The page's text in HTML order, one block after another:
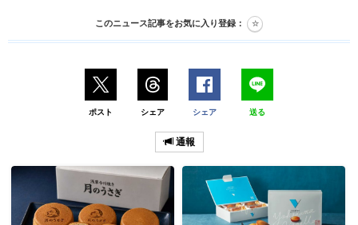
このニュース記事をお気に入り登録：
ポスト シェア シェア 送る
通報